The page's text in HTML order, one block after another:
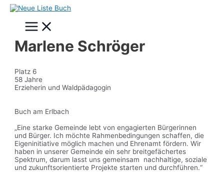
Zum
springenMain
Menu
Marlene Schröger
Platz 6
58 Jahre
Erzieherin und Waldpädagogin
Buch am Erlbach
„Eine starke Gemeinde lebt von engagierten Bürgerinnen
und Bürger. Ich möchte Rahmenbedingungen schaffen, die
Eigeninitiative möglich machen und Ehrenamt fördern. Wir
haben in unserer Gemeinde ein sehr breitgefächertes
Spektrum, darum lasst uns gemeinsam nachhaltige, soziale
und zukunftsorientierte Projekte starten und durchführen.“